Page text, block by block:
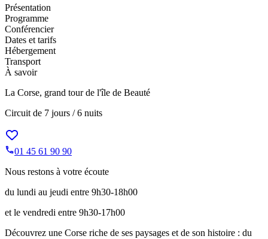
Présentation
Programme
Conférencier
Dates et tarifs
Hébergement
Transport
À savoir
La Corse, grand tour de l'île de Beauté
Circuit de 7 jours / 6 nuits
01 45 61 90 90
Nous restons à votre écoute
du lundi au jeudi entre 9h30-18h00
et le vendredi entre 9h30-17h00
Découvrez une Corse riche de ses paysages et de son histoire : du